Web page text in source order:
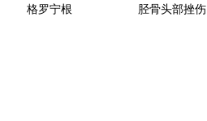
格罗宁根 胫骨头部挫伤